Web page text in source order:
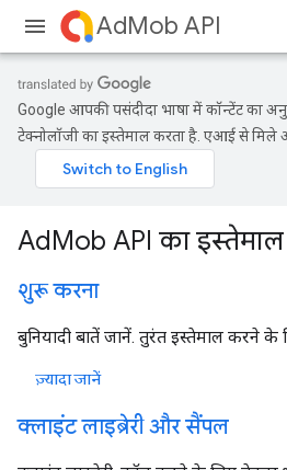
AdMob API
Google आपकी पसंदीदा भाषा में कॉन्टेंट का
टेक्नोलॉजी का इस्तेमाल करता है. एआई से मिले
AdMob API का
शुरू करना
बुनियादी बातें जानें. तुरंत इस्तेमाल करने के
ज़्यादा जानें
क्लाइंट लाइब्रेरी और सैंपल